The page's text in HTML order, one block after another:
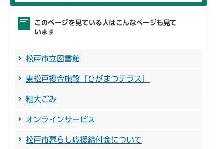
このページを見ている人はこんなページも見て
います
松戸市立図書館
東松戸複合施設「ひがまつテラス」
粗大ごみ
オンラインサービス
松戸市暮らし応援給付金について